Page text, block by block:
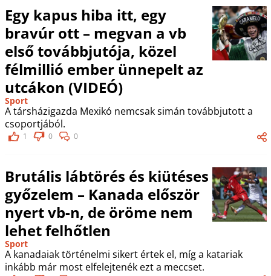
Egy kapus hiba itt, egy
bravúr ott – megvan a vb
első továbbjutója, közel
félmillió ember ünnepelt az
utcákon (VIDEÓ)
Sport
A társházigazda Mexikó nemcsak simán továbbjutott a
csoportjából.
1 0 0
Brutális lábtörés és kiütéses
győzelem – Kanada először
nyert vb-n, de öröme nem
lehet felhőtlen
Sport
A kanadaiak történelmi sikert értek el, míg a katariak
inkább már most elfelejtenék ezt a meccset.